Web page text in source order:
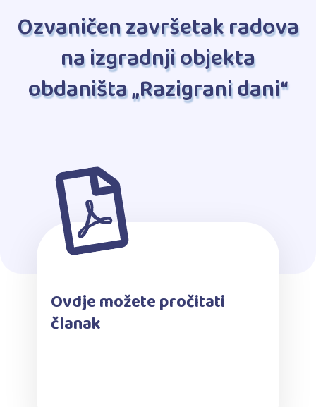
Ozvaničen završetak radova
na izgradnji objekta
obdaništa „Razigrani dani“
Ovdje možete pročitati
članak